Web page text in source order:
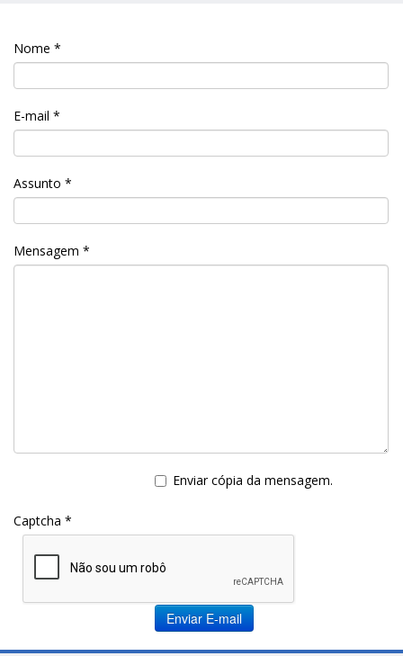
Nome *
E-mail *
Assunto *
Mensagem *
Enviar cópia da mensagem.
Captcha *
Enviar E-mail